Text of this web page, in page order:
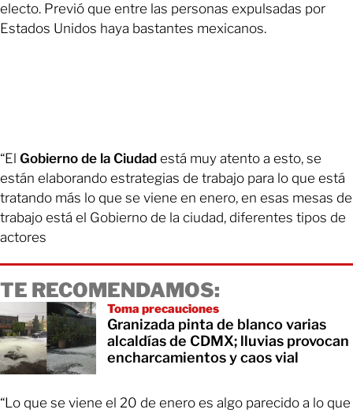
electo. Previó que entre las personas expulsadas por
Estados Unidos haya bastantes mexicanos.
“El Gobierno de la Ciudad está muy atento a esto, se
están elaborando estrategias de trabajo para lo que está
tratando más lo que se viene en enero, en esas mesas de
trabajo está el Gobierno de la ciudad, diferentes tipos de
actores
TE RECOMENDAMOS:
Toma precauciones
Granizada pinta de blanco varias
alcaldías de CDMX; lluvias provocan
encharcamientos y caos vial
“Lo que se viene el 20 de enero es algo parecido a lo que